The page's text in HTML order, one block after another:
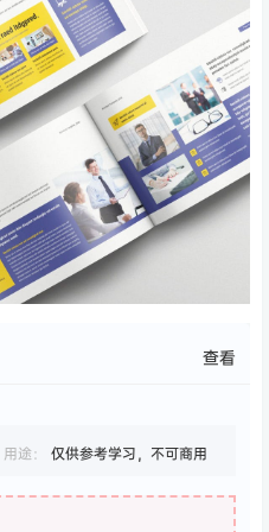
查看
用途： 仅供参考学习，不可商用